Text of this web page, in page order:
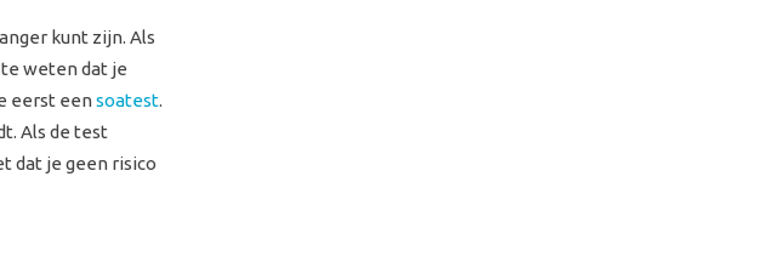
kunt zijn. Als
weten dat je
eerst eensoatest.
Als de test
dat je geen risico